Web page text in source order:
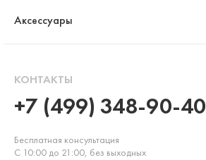
Аксессуары
КОНТАКТЫ
+7 (499) 348-90-40
Бесплатная консультация
С 10:00 до 21:00, без выходных